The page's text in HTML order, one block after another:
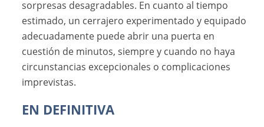
sorpresas desagradables. En cuanto al tiempo
estimado, un cerrajero experimentado y equipado
adecuadamente puede abrir una puerta en
cuestión de minutos, siempre y cuando no haya
circunstancias excepcionales o complicaciones
imprevistas.
EN DEFINITIVA